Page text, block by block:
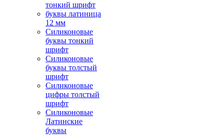
тонкий шрифт
буквы латиница
12 мм
Силиконовые
буквы тонкий
шрифт
Силиконовые
буквы толстый
шрифт
Силиконовые
цифры толстый
шрифт
Силиконовые
Латинские
буквы